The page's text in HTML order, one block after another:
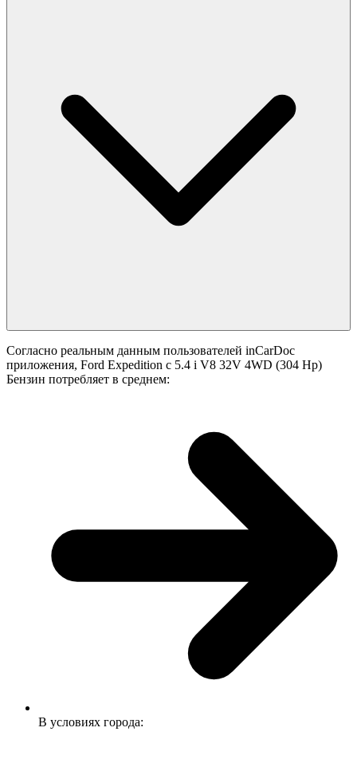
Согласно реальным данным пользователей inCarDoc
приложения, Ford Expedition с 5.4 i V8 32V 4WD (304 Hp)
Бензин потребляет в среднем:
В условиях города: